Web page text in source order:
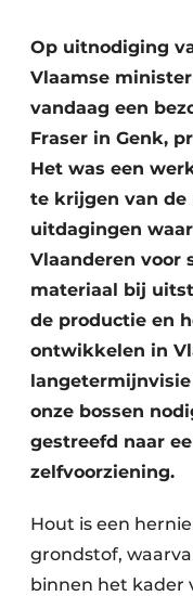
Video’s
Aanmelden
Bedrijven
Bedrijven
Beton & Staalbouw
Brandveiligheid
BIM
Dak & Gevel
Houtbouw
HVAC
Renovatie
Software
Toegangscontrole
Op uitnodiging
Vlaamse
vandaag een
Fraser in Genk,
Het was een
te krijgen van
uitdagingen
Vlaanderen voor
materiaal bij
de productie en
ontwikkelen in
onze bossen
gestreefd naar
zelfvoorziening.
Hout is een
grondstof,
binnen het kader